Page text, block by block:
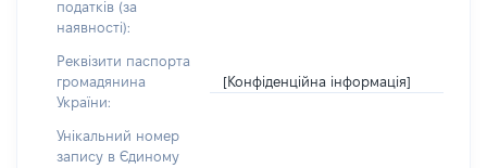
податків (за
наявності):
Реквізити паспорта
громадянина
України:
[Конфіденційна інформація]
Унікальний номер
запису в Єдиному